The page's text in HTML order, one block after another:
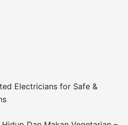
Electricians for Safe &